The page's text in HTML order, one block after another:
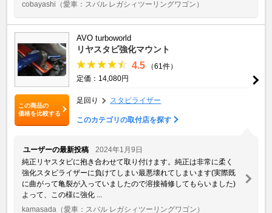
cobayashi （愛車：スバル レガシィツーリングワゴン）
この商品の
価格を比較する
AVO turboworld
リヤスタビ強化マウント
4.5
（61件）
定価：14,080円
足回り スタビライザー
このカテゴリの取付店を探す
ユーザーの最新投稿
2024年1月9日
純正リヤスタビに抱き合わせて取り付けます。純正は非常に柔く
強化スタビライザーに負けてしまい最悪壊れてしまいます(実際既
に曲がって亀裂が入っていましたので溶接補修してもらいました)
よって、この様に強化 ...
kamasada （愛車：スバル レガシィツーリングワゴン）